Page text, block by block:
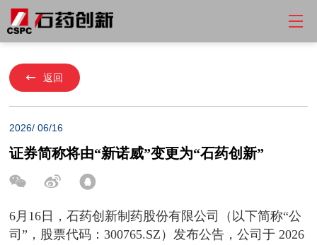
返回
2026/ 06/16
证券简称将由“新诺威”变更为“石药创新”
6月16日，石药创新制药股份有限公司（以下简称“公
司”，股票代码：300765.SZ）发布公告，公司于 2026